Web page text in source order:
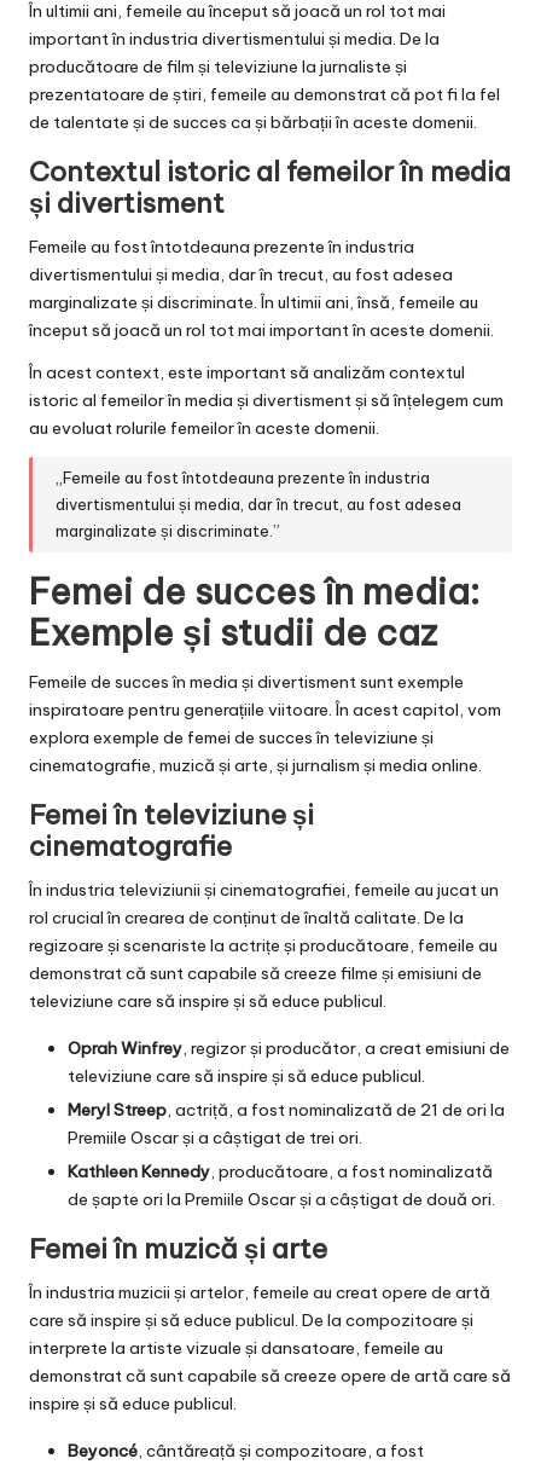
În ultimii ani, femeile au început să joacă un rol tot mai
important în industria divertismentului și media. De la
producătoare de film și televiziune la jurnaliste și
prezentatoare de știri, femeile au demonstrat că pot fi la fel
de talentate și de succes ca și bărbații în aceste domenii.
Contextul istoric al femeilor în media
și divertisment
Femeile au fost întotdeauna prezente în industria
divertismentului și media, dar în trecut, au fost adesea
marginalizate și discriminate. În ultimii ani, însă, femeile au
început să joacă un rol tot mai important în aceste domenii.
În acest context, este important să analizăm contextul
istoric al femeilor în media și divertisment și să înțelegem cum
au evoluat rolurile femeilor în aceste domenii.
„Femeile au fost întotdeauna prezente în industria
divertismentului și media, dar în trecut, au fost adesea
marginalizate și discriminate.”
Femei de succes în media:
Exemple și studii de caz
Femeile de succes în media și divertisment sunt exemple
inspiratoare pentru generațiile viitoare. În acest capitol, vom
explora exemple de femei de succes în televiziune și
cinematografie, muzică și arte, și jurnalism și media online.
Femei în televiziune și
cinematografie
În industria televiziunii și cinematografiei, femeile au jucat un
rol crucial în crearea de conținut de înaltă calitate. De la
regizoare și scenariste la actrițe și producătoare, femeile au
demonstrat că sunt capabile să creeze filme și emisiuni de
televiziune care să inspire și să educe publicul.
Oprah Winfrey, regizor și producător, a creat emisiuni de
televiziune care să inspire și să educe publicul.
Meryl Streep, actriță, a fost nominalizată de 21 de ori la
Premiile Oscar și a câștigat de trei ori.
Kathleen Kennedy, producătoare, a fost nominalizată
de șapte ori la Premiile Oscar și a câștigat de două ori.
Femei în muzică și arte
În industria muzicii și artelor, femeile au creat opere de artă
care să inspire și să educe publicul. De la compozitoare și
interprete la artiste vizuale și dansatoare, femeile au
demonstrat că sunt capabile să creeze opere de artă care să
inspire și să educe publicul.
Beyoncé, cântăreață și compozitoare, a fost